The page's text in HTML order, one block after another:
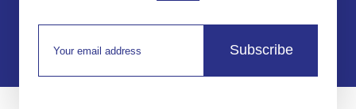
Subscribe